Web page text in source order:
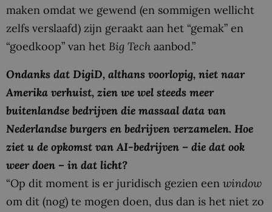
maken omdat we gewend (en sommigen wellicht
zelfs verslaafd) zijn geraakt aan het “gemak” en
“goedkoop” van het Big Tech aanbod.”
Ondanks dat DigiD, althans voorlopig, niet naar
Amerika verhuist, zien we wel steeds meer
buitenlandse bedrijven die massaal data van
Nederlandse burgers en bedrijven verzamelen. Hoe
ziet u de opkomst van AI-bedrijven – die dat ook
weer doen – in dat licht?
“Op dit moment is er juridisch gezien een window
om dit (nog) te mogen doen, dus dan is het niet zo